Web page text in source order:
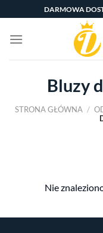
to
content
DARMOWA
Bluzy
STRONA GŁÓWNA /
Nie